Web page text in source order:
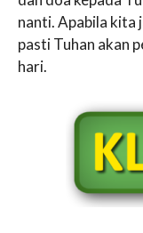
nanti. Apabila kita
pasti Tuhan akan
hari.